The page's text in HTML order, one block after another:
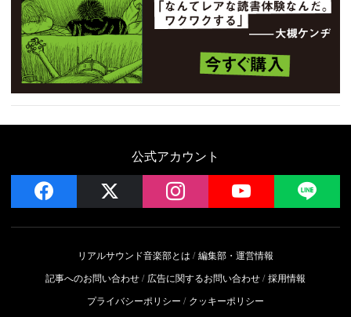
公式アカウント
facebook instagram YouTube
リアルサウンド音楽部とは
編集部・運営情報
記事へのお問い合わせ
広告に関するお問い合わせ 採用情報
プライバシーポリシー
クッキーポリシー